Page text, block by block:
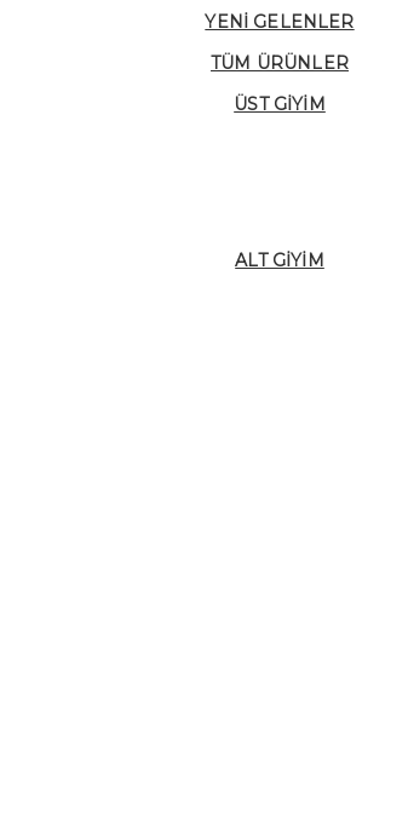
YENI GELENLER
TÜM ÜRÜNLER
ÜST GIYIM
ALT GIYIM